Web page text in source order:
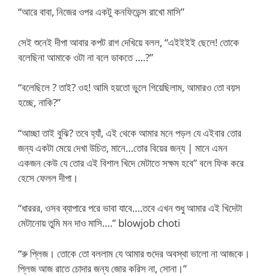
“আরে বাবা, নিজের ওপর একটু কনফিডেন্স রাখো মাসি”
সেই শুনেই দীপা আবার কপট রাগ দেখিয়ে বলল, “এইইইই ছেলে! তোকে
বলেছিনা আমাকে ওটা না বলে ডাকতে ….?”
“বলেছিলে ? তাই? ওহ! আমি হয়তো ভুলে গিয়েছিলাম, আমারও তো বয়স
হচ্ছে, নাকি?”
“আচ্ছা তাই বুঝি? তবে হ্যাঁ, এই থেকে আমার মনে পড়ল যে এইবার তোর
জন্য একটা মেয়ে দেখা উচিত, মানে…তোর বিয়ের জন্য | মানে এমন
একজন কেউ যে তোর এই বিশাল খিদে মেটাতে সক্ষম হবে” বলে ফিক করে
হেসে ফেলল দীপা।
“ধাররর, ওসব ব্যাপারে পরে ভাবা যাবে….তবে এখন শুধু আমার এই খিদেটা
মেটানোয় তুমি মন দাও মাসি….” blowjob choti
“রু প্লিজ। তোকে তো বললাম যে আমার গুদের অবস্থা ভালো না আজকে।
প্লিজ আজ রাতে চোদার জন্য জোর করিস না, সোনা।”